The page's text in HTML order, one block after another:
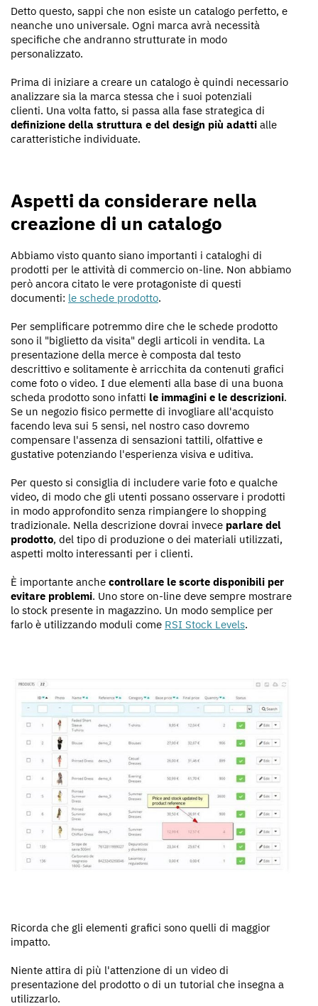
Detto questo, sappi che non esiste un catalogo perfetto, e
neanche uno universale. Ogni marca avrà necessità
specifiche che andranno strutturate in modo
personalizzato.
Prima di iniziare a creare un catalogo è quindi necessario
analizzare sia la marca stessa che i suoi potenziali
clienti. Una volta fatto, si passa alla fase strategica di
definizione della struttura e del design più adatti alle
caratteristiche individuate.
Aspetti da considerare nella
creazione di un catalogo
Abbiamo visto quanto siano importanti i cataloghi di
prodotti per le attività di commercio on-line. Non abbiamo
però ancora citato le vere protagoniste di questi
documenti: le schede prodotto.
Per semplificare potremmo dire che le schede prodotto
sono il "biglietto da visita" degli articoli in vendita. La
presentazione della merce è composta dal testo
descrittivo e solitamente è arricchita da contenuti grafici
come foto o video. I due elementi alla base di una buona
scheda prodotto sono infatti le immagini e le descrizioni.
Se un negozio fisico permette di invogliare all'acquisto
facendo leva sui 5 sensi, nel nostro caso dovremo
compensare l'assenza di sensazioni tattili, olfattive e
gustative potenziando l'esperienza visiva e uditiva.
Per questo si consiglia di includere varie foto e qualche
video, di modo che gli utenti possano osservare i prodotti
in modo approfondito senza rimpiangere lo shopping
tradizionale. Nella descrizione dovrai invece parlare del
prodotto, del tipo di produzione o dei materiali utilizzati,
aspetti molto interessanti per i clienti.
È importante anche controllare le scorte disponibili per
evitare problemi. Uno store on-line deve sempre mostrare
lo stock presente in magazzino. Un modo semplice per
farlo è utilizzando moduli come RSI Stock Levels.
Ricorda che gli elementi grafici sono quelli di maggior
impatto.
Niente attira di più l'attenzione di un video di
presentazione del prodotto o di un tutorial che insegna a
utilizzarlo.